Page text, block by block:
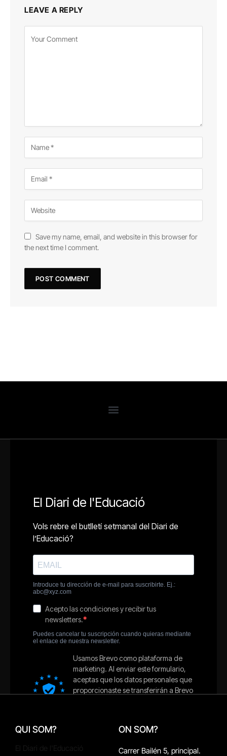
LEAVE A REPLY
Save my name, email, and website in this browser for
the next time I comment.
QUI SOM? ON SOM?
Carrer Bailén 5, principal.